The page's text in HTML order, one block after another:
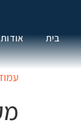
בית אודות